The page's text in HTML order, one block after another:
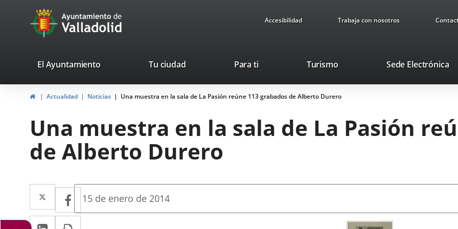
Portal
Web
Ayuntamiento
de
Accesibilidad Trabaja con nosotros
valladolid.es
El Ayuntamiento Tu ciudad Para ti TurismoThis
will
open
pop-
Sede Electrónica
HomeActualidad Noticias Una muestra en la sala de La Pasión reúne 113 grabados de Alberto Durero
Una muestra en la sala de La Pasión
de Alberto Durero
Twitter
Enlace
a
Facebook
Enlace
a
Linkedin
Enlace
Fecha
la
15 de enero de 2014